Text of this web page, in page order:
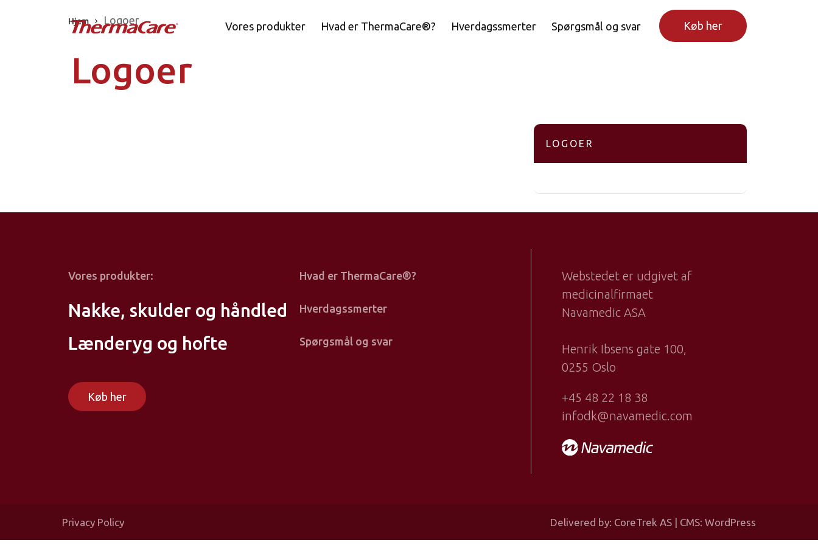
Logoer Vores produkter Hvad er ThermaCare®? Hverdagssmerter Spørgsmål og svar Køb her
Hjem Logoer
Logoer
LOGOER
Vores produkter:
Nakke, skulder og håndled
Lænderyg og hofte
Køb her
Meny
Hvad er ThermaCare®?
Hverdagssmerter
Spørgsmål og svar
KontaktWebstedet er udgivet af
medicinalfirmaet
Navamedic ASA
Henrik Ibsens gate 100,
0255 Oslo
+45 48 22 18 38
infodk@navamedic.com
Privacy Policy Delivered by: CoreTrek AS | CMS: WordPress